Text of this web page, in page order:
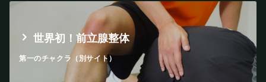
世界初！前立腺整体
第一のチャクラ（別サイト）